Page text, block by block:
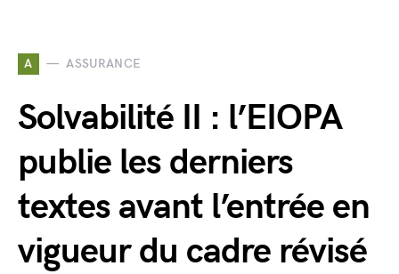
A ASSURANCE
Solvabilité II : l’EIOPA
publie les derniers
textes avant l’entrée en
vigueur du cadre révisé